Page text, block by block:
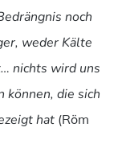
noch
weder Kälte
nichts wird uns
können, die sich
hat(Röm